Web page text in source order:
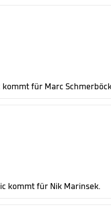
kommt für Marc
kommt für Nik Marinsek.